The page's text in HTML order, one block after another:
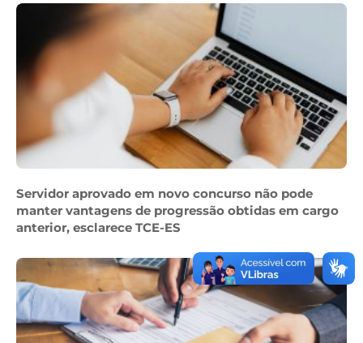
Servidor aprovado em novo concurso não pode
manter vantagens de progressão obtidas em cargo
anterior, esclarece TCE-ES